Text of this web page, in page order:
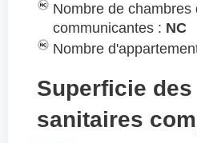
Nombre de chambres
communicantes : NC
Nombre
Superficie
sanitaires